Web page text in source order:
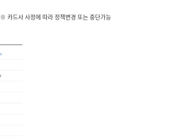
※ 카드사 사정에 따라 정책변경 또는 중단가능